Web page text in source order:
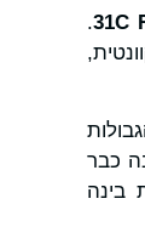
31C
.
כבר
בינה